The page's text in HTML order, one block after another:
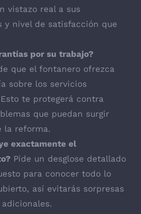
vistazo real a sus
y nivel de satisfacción que
por su trabajo?
que el fontanero ofrezca
sobre los servicios
te protegerá contra
que puedan surgir
la reforma.
exactamente el
Pide un desglose detallado
para conocer todo lo
así evitarás sorpresas